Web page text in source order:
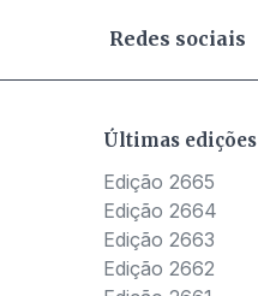
Redes sociais
Últimas edições
Edição 2665
Edição 2664
Edição 2663
Edição 2662